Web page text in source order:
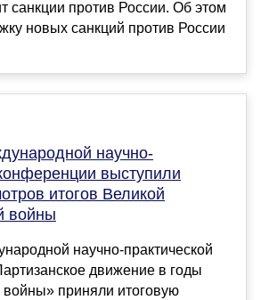
санкции против России. Об этом
новых санкций против России
научно-
выступили
итогов Великой
войны
научно-практической
движение в годы
приняли итоговую